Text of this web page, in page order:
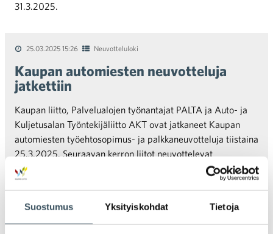
Suostumus Yksityiskohdat Tietoja
31.3.2025.
25.03.2025 15:26 Neuvotteluloki
Kaupan automiesten neuvotteluja
jatkettiin
Kaupan liitto, Palvelualojen työnantajat PALTA ja Auto- ja
Kuljetusalan Työntekijäliitto AKT ovat jatkaneet Kaupan
automiesten työehtosopimus- ja palkkaneuvotteluja tiistaina
25.3.2025. Seuraavan kerron liitot neuvottelevat
perjantaina 4.4.2025.